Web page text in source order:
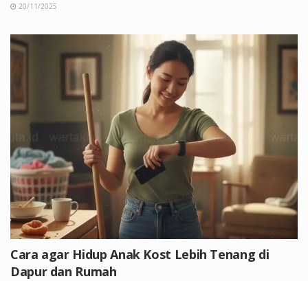
20/11/2025
Cara agar Hidup Anak Kost Lebih Tenang di
Dapur dan Rumah